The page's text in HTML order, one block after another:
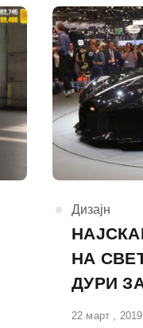
КАтегорија
Дизајн
НА
ДУРИ
Објавено
22 март , 2019